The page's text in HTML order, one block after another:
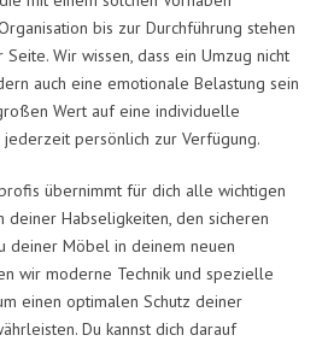
bis zur Durchführung stehen
Wir wissen, dass ein Umzug nicht
auch eine emotionale Belastung sein
Wert auf eine individuelle
persönlich zur Verfügung.
übernimmt für dich alle wichtigen
deiner Habseligkeiten, den sicheren
deiner Möbel in deinem neuen
wir moderne Technik und spezielle
einen optimalen Schutz deiner
Du kannst dich darauf